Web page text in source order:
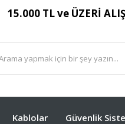
15.000 TL ve ÜZERİ
Kablolar Güvenlik